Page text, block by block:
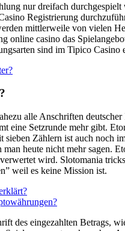
nur dreifach
Registrierung
mittlerweile von vielen
online casino das
sind im Tipico
alle Anschriften
eine Setzrunde mehr gibt.
Zählern ist auch
heute nicht mehr
wird. Slotomania
weil es keine Mission ist.
des eingezahlten Betrags,